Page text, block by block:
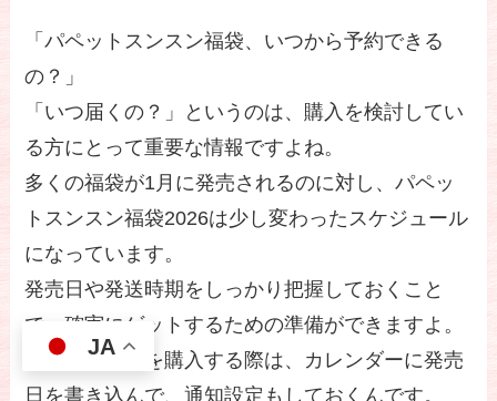
「パペットスンスン福袋、いつから予約できる
の？」
「いつ届くの？」というのは、購入を検討してい
る方にとって重要な情報ですよね。
多くの福袋が1月に発売されるのに対し、パペッ
トスンスン福袋2026は少し変わったスケジュール
になっています。
発売日や発送時期をしっかり把握しておくこと
で、確実にゲットするための準備ができますよ。
私も毎年福袋を購入する際は、カレンダーに発売
日を書き込んで、通知設定もしておくんです。
JA